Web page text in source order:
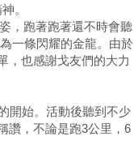
。
，跑著跑著還不時會聽
一條閃耀的金龍。由於
，也感謝戈友們的大力
開始。活動後聽到不少
讚，不論是跑3公里，6